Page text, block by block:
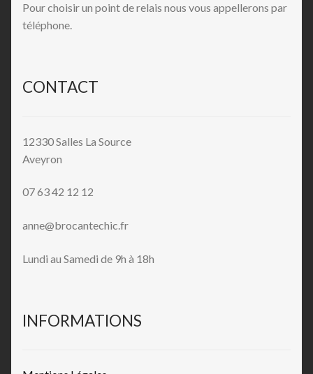
Pour choisir un point de relais nous vous appellerons par
téléphone.
CONTACT
12330 Salles La Source
Aveyron
07 63 42 12 12
anne@brocantechic.fr
Lundi au Samedi de 9h à 18h
INFORMATIONS